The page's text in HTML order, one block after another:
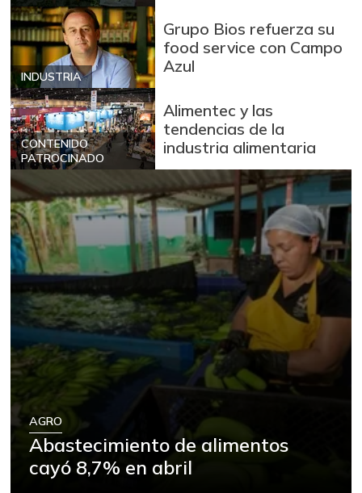
INDUSTRIA
Grupo Bios refuerza su
food service con Campo
Azul
CONTENIDO
PATROCINADO
Alimentec y las
tendencias de la
industria alimentaria
AGRO
Abastecimiento de alimentos
cayó 8,7% en abril